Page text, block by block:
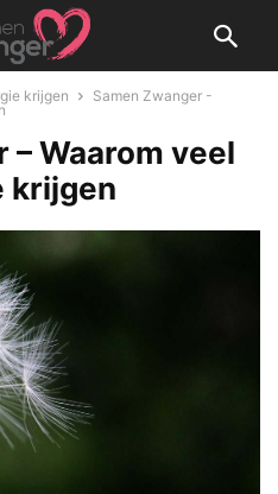
krijgen
Samen Zwanger -
– Waarom veel
krijgen